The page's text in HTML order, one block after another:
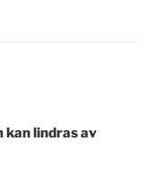
lindras av